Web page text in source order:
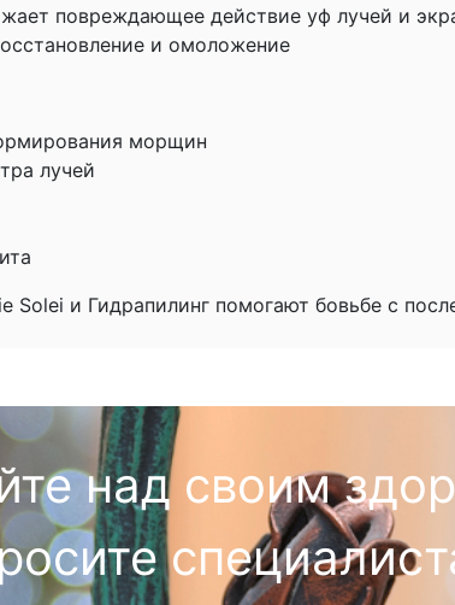
повреждающее действие уф лучей и
и омоложение
морщин
лучей
и Гидрапилинг помогают бовьбе с
над своим